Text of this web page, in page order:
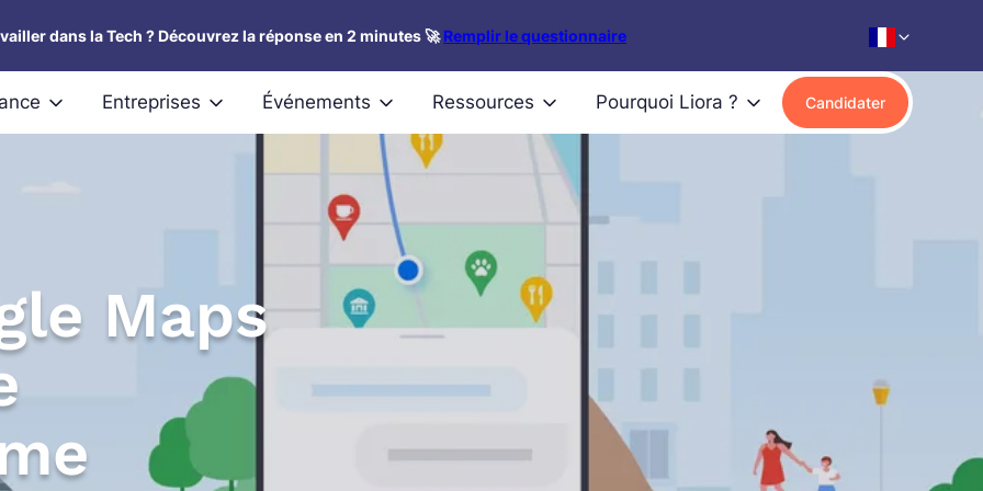
dans la Tech ? Découvrez la réponse en 2 minutes 🚀Remplir le questionnaire
Entreprises Événements Ressources Pourquoi Liora ? Candidater
Maps